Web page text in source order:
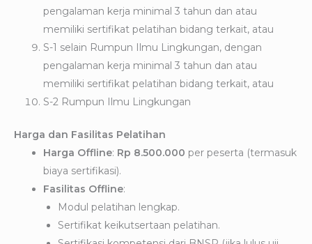
pengalaman kerja minimal 3 tahun dan atau
memiliki sertifikat pelatihan bidang terkait, atau
S-1 selain Rumpun Ilmu Lingkungan, dengan
pengalaman kerja minimal 3 tahun dan atau
memiliki sertifikat pelatihan bidang terkait, atau
S-2 Rumpun Ilmu Lingkungan
Harga dan Fasilitas Pelatihan
Harga Offline: Rp 8.500.000 per peserta (termasuk
biaya sertifikasi).
Fasilitas Offline:
Modul pelatihan lengkap.
Sertifikat keikutsertaan pelatihan.